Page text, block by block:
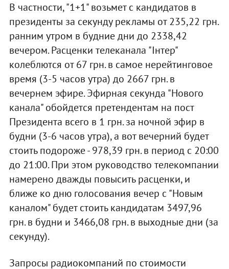
В частности, "1+1" возьмет с кандидатов в
президенты за секунду рекламы от 235,22 грн.
ранним утром в будние дни до 2338,42
вечером. Расценки телеканала "Інтер"
колеблются от 67 грн. в самое нерейтинговое
время (3-5 часов утра) до 2667 грн. в
вечернем эфире. Эфирная секунда "Нового
канала" обойдется претендентам на пост
Президента всего в 1 грн. за ночной эфир в
будни (3-6 часов утра), а вот вечерний будет
стоить подороже - 978,39 грн. в период с 20:00
до 21:00. При этом руководство телекомпании
намерено дважды повысить расценки, и
ближе ко дню голосования вечер с "Новым
каналом" будет стоить кандидатам 3497,96
грн. в будни и 3466,08 грн. в выходные дни (за
секунду).
Запросы радиокомпаний по стоимости